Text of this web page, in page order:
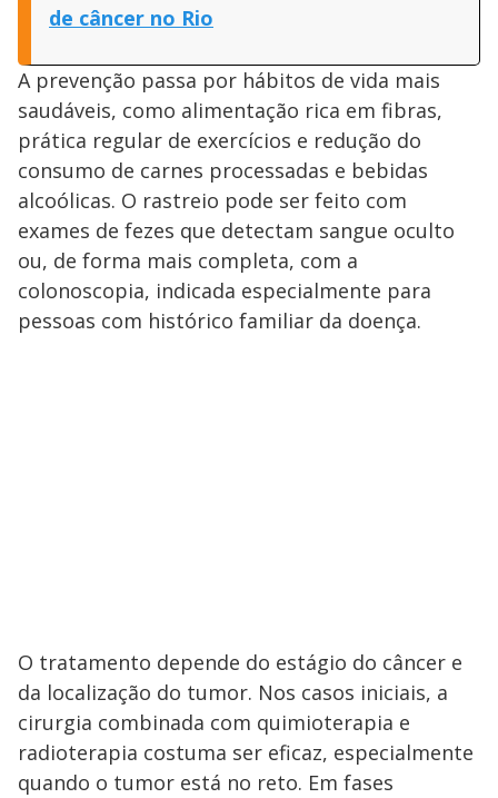
de câncer no Rio
A prevenção passa por hábitos de vida mais
saudáveis, como alimentação rica em fibras,
prática regular de exercícios e redução do
consumo de carnes processadas e bebidas
alcoólicas. O rastreio pode ser feito com
exames de fezes que detectam sangue oculto
ou, de forma mais completa, com a
colonoscopia, indicada especialmente para
pessoas com histórico familiar da doença.
O tratamento depende do estágio do câncer e
da localização do tumor. Nos casos iniciais, a
cirurgia combinada com quimioterapia e
radioterapia costuma ser eficaz, especialmente
quando o tumor está no reto. Em fases